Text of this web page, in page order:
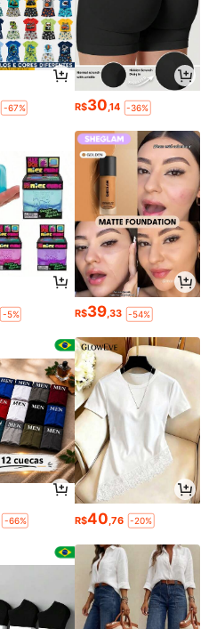
-67% R$30,14 -36%
-5% R$39,33 -54%
-66% R$40 ,76 -20%